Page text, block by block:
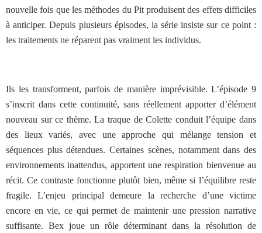
nouvelle fois que les méthodes du Pit produisent des effets difficiles
à anticiper. Depuis plusieurs épisodes, la série insiste sur ce point :
les traitements ne réparent pas vraiment les individus.
Ils les transforment, parfois de manière imprévisible. L’épisode 9
s’inscrit dans cette continuité, sans réellement apporter d’élément
nouveau sur ce thème. La traque de Colette conduit l’équipe dans
des lieux variés, avec une approche qui mélange tension et
séquences plus détendues. Certaines scènes, notamment dans des
environnements inattendus, apportent une respiration bienvenue au
récit. Ce contraste fonctionne plutôt bien, même si l’équilibre reste
fragile. L’enjeu principal demeure la recherche d’une victime
encore en vie, ce qui permet de maintenir une pression narrative
suffisante. Bex joue un rôle déterminant dans la résolution de